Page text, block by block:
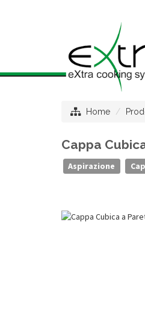
Home
Cappa
Aspirazione